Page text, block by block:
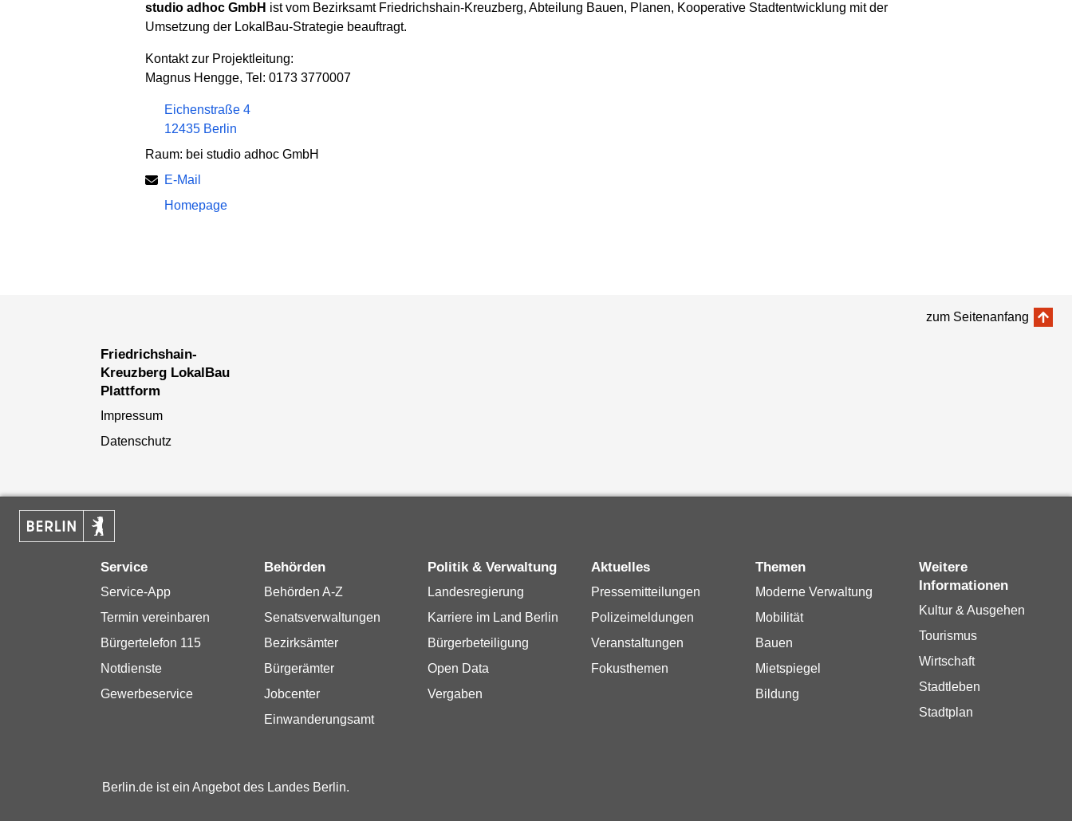
studio adhoc GmbH ist vom Bezirksamt Friedrichshain-Kreuzberg, Abteilung Bauen, Planen, Kooperative Stadtentwicklung mit der
Umsetzung der LokalBau-Strategie beauftragt.
Kontakt zur Projektleitung:
Magnus Hengge, Tel: 0173 3770007
Eichenstraße 4
12435 Berlin
Raum: bei studio adhoc GmbH
E-Mail
Homepage
zum Seitenanfang
Friedrichshain-
Kreuzberg LokalBau
Plattform
Impressum
Datenschutz
Service
Service-App
Termin vereinbaren
Bürgertelefon 115
Notdienste
Gewerbeservice
Behörden
Behörden A-Z
Senatsverwaltungen
Bezirksämter
Bürgerämter
Jobcenter
Einwanderungsamt
Politik & Verwaltung
Landesregierung
Karriere im Land Berlin
Bürgerbeteiligung
Open Data
Vergaben
Aktuelles
Pressemitteilungen
Polizeimeldungen
Veranstaltungen
Fokusthemen
Themen
Moderne Verwaltung
Mobilität
Bauen
Mietspiegel
Bildung
Weitere
Informationen
Kultur & Ausgehen
Tourismus
Wirtschaft
Stadtleben
Stadtplan
Berlin.de ist ein Angebot des Landes Berlin.